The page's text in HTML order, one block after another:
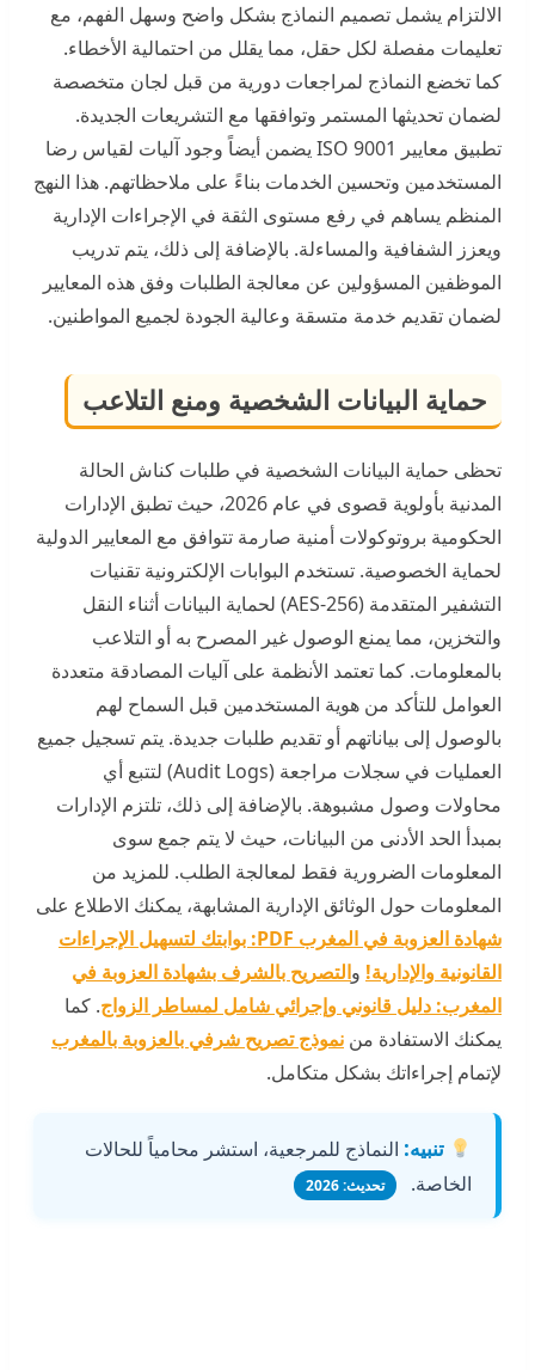
الالتزام يشمل تصميم النماذج بشكل واضح وسهل الفهم، مع
تعليمات مفصلة لكل حقل، مما يقلل من احتمالية الأخطاء.
كما تخضع النماذج لمراجعات دورية من قبل لجان متخصصة
لضمان تحديثها المستمر وتوافقها مع التشريعات الجديدة.
تطبيق معايير ISO 9001 يضمن أيضاً وجود آليات لقياس رضا
المستخدمين وتحسين الخدمات بناءً على ملاحظاتهم. هذا النهج
المنظم يساهم في رفع مستوى الثقة في الإجراءات الإدارية
ويعزز الشفافية والمساءلة. بالإضافة إلى ذلك، يتم تدريب
الموظفين المسؤولين عن معالجة الطلبات وفق هذه المعايير
لضمان تقديم خدمة متسقة وعالية الجودة لجميع المواطنين.
حماية البيانات الشخصية ومنع التلاعب
تحظى حماية البيانات الشخصية في طلبات كناش الحالة
المدنية بأولوية قصوى في عام 2026، حيث تطبق الإدارات
الحكومية بروتوكولات أمنية صارمة تتوافق مع المعايير الدولية
لحماية الخصوصية. تستخدم البوابات الإلكترونية تقنيات
التشفير المتقدمة (AES-256) لحماية البيانات أثناء النقل
والتخزين، مما يمنع الوصول غير المصرح به أو التلاعب
بالمعلومات. كما تعتمد الأنظمة على آليات المصادقة متعددة
العوامل للتأكد من هوية المستخدمين قبل السماح لهم
بالوصول إلى بياناتهم أو تقديم طلبات جديدة. يتم تسجيل جميع
العمليات في سجلات مراجعة (Audit Logs) لتتبع أي
محاولات وصول مشبوهة. بالإضافة إلى ذلك، تلتزم الإدارات
بمبدأ الحد الأدنى من البيانات، حيث لا يتم جمع سوى
المعلومات الضرورية فقط لمعالجة الطلب. للمزيد من
المعلومات حول الوثائق الإدارية المشابهة، يمكنك الاطلاع على
شهادة العزوبة في المغرب PDF: بوابتك لتسهيل الإجراءات
القانونية والإدارية! والتصريح بالشرف بشهادة العزوبة في
المغرب: دليل قانوني وإجرائي شامل لمساطر الزواج. كما
يمكنك الاستفادة من نموذج تصريح شرفي بالعزوبة بالمغرب
لإتمام إجراءاتك بشكل متكامل.
تنبيه: النماذج للمرجعية، استشر محامياً للحالات
الخاصة.
تحديث: 2026